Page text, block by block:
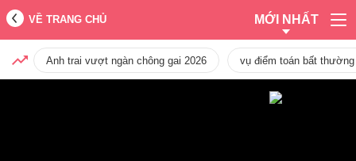
VỀ TRANG CHỦ MỚI NHẤT
Anh trai vượt ngàn chông gai 2026 vụ điểm toán bất